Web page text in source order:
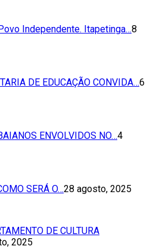
Independente. Itapetinga…8
DE EDUCAÇÃO CONVIDA…6
ENVOLVIDOS NO…4
SERÁ O…28 agosto, 2025
DE CULTURA
2025